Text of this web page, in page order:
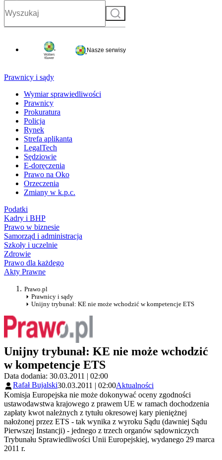
Szukaj
Nasze serwisy
Prawnicy i sądy
Wymiar sprawiedliwości
Prawnicy
Prokuratura
Policja
Rynek
Strefa aplikanta
LegalTech
Sędziowie
E-doręczenia
Prawo na Oko
Orzeczenia
Zmiany w k.p.c.
Podatki
Kadry i BHP
Prawo w biznesie
Samorząd i administracja
Szkoły i uczelnie
Zdrowie
Prawo dla każdego
Akty Prawne
Prawo.pl
Prawnicy i sądy
Unijny trybunał: KE nie może wchodzić w kompetencje ETS
Unijny trybunał: KE nie może wchodzić
w kompetencje ETS
Data dodania: 30.03.2011 | 02:00
Rafał Bujalski30.03.2011 | 02:00Aktualności
Komisja Europejska nie może dokonywać oceny zgodności
ustawodawstwa krajowego z prawem UE w ramach dochodzenia
zapłaty kwot należnych z tytułu okresowej kary pieniężnej
nałożonej przez ETS - tak wynika z wyroku Sądu (dawniej Sądu
Pierwszej Instancji) - jednego z trzech organów sądowniczych
Trybunału Sprawiedliwości Unii Europejskiej, wydanego 29 marca
2011 r.